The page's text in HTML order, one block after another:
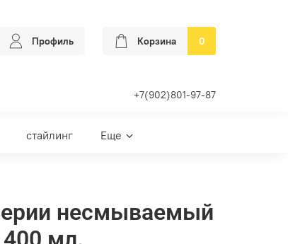
Профиль Корзина 0
+7(902)801-97-87
стайлинг
Еще
несмываемый